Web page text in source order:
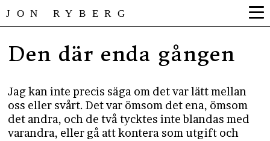
JON RYBERG
Den där enda gången
Jag kan inte precis säga om det var lätt mellan
oss eller svårt. Det var ömsom det ena, ömsom
det andra, och de två tycktes inte blandas med
varandra, eller gå att kontera som utgift och